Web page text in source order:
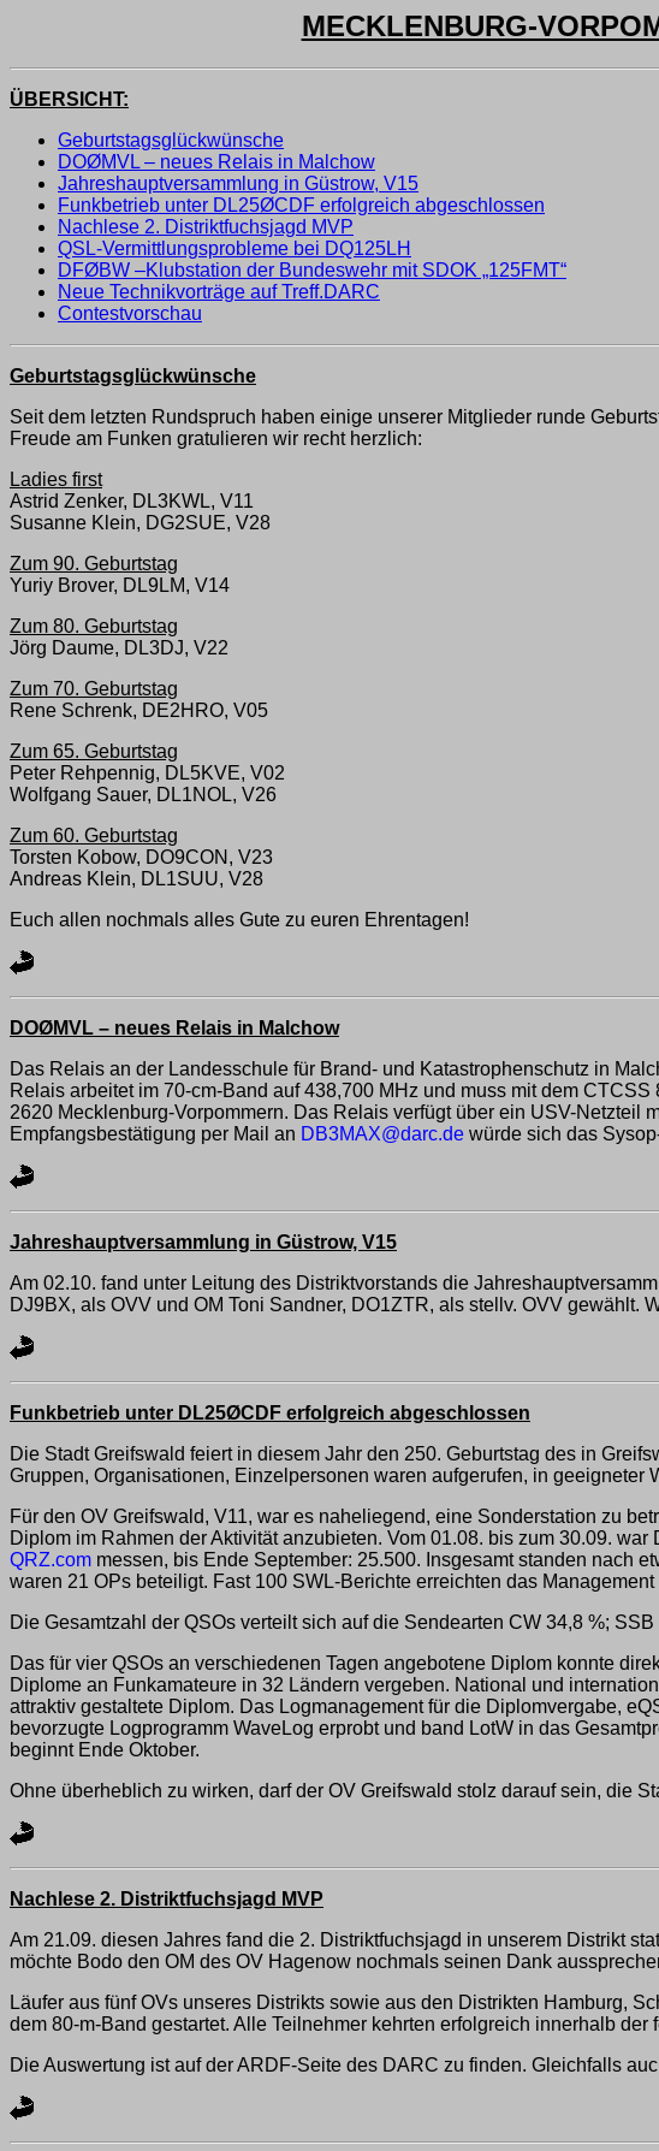
MECKLENBURG-
ÜBERSICHT:
Geburtstagsglückwünsche
DOØMVL – neues Relais in Malchow
Jahreshauptversammlung in Güstrow, V15
Funkbetrieb unter DL25ØCDF erfolgreich abgeschlossen
Nachlese 2. Distriktfuchsjagd MVP
QSL-Vermittlungsprobleme bei DQ125LH
DFØBW –Klubstation der Bundeswehr mit SDOK „125FMT“
Neue Technikvorträge auf Treff.DARC
Contestvorschau
Geburtstagsglückwünsche
Seit dem letzten Rundspruch haben einige unserer Mitglieder runde
Freude am Funken gratulieren wir recht herzlich:
Ladies first
Astrid Zenker, DL3KWL, V11
Susanne Klein, DG2SUE, V28
Zum 90. Geburtstag
Yuriy Brover, DL9LM, V14
Zum 80. Geburtstag
Jörg Daume, DL3DJ, V22
Zum 70. Geburtstag
Rene Schrenk, DE2HRO, V05
Zum 65. Geburtstag
Peter Rehpennig, DL5KVE, V02
Wolfgang Sauer, DL1NOL, V26
Zum 60. Geburtstag
Torsten Kobow, DO9CON, V23
Andreas Klein, DL1SUU, V28
Euch allen nochmals alles Gute zu euren Ehrentagen!
DOØMVL – neues Relais in Malchow
Das Relais an der Landesschule für Brand- und Katastrophenschutz in
Relais arbeitet im 70-cm-Band auf 438,700 MHz und muss mit dem
2620 Mecklenburg-Vorpommern. Das Relais verfügt über ein USV-
Empfangsbestätigung per Mail an DB3MAX@darc.de würde sich das
Jahreshauptversammlung in Güstrow, V15
Am 02.10. fand unter Leitung des Distriktvorstands die
DJ9BX, als OVV und OM Toni Sandner, DO1ZTR, als stellv. OVV
Funkbetrieb unter DL25ØCDF erfolgreich abgeschlossen
Die Stadt Greifswald feiert in diesem Jahr den 250. Geburtstag des in
Gruppen, Organisationen, Einzelpersonen waren aufgerufen, in geeigneter
Für den OV Greifswald, V11, war es naheliegend, eine Sonderstation zu
Diplom im Rahmen der Aktivität anzubieten. Vom 01.08. bis zum 30.09.
QRZ.com messen, bis Ende September: 25.500. Insgesamt standen nach
waren 21 OPs beteiligt. Fast 100 SWL-Berichte erreichten das
Die Gesamtzahl der QSOs verteilt sich auf die Sendearten CW 34,8 %;
Das für vier QSOs an verschiedenen Tagen angebotene Diplom konnte
Diplome an Funkamateure in 32 Ländern vergeben. National und
attraktiv gestaltete Diplom. Das Logmanagement für die Diplomvergabe,
bevorzugte Logprogramm WaveLog erprobt und band LotW in das
beginnt Ende Oktober.
Ohne überheblich zu wirken, darf der OV Greifswald stolz darauf sein, die
Nachlese 2. Distriktfuchsjagd MVP
Am 21.09. diesen Jahres fand die 2. Distriktfuchsjagd in unserem Distrikt
möchte Bodo den OM des OV Hagenow nochmals seinen Dank
Läufer aus fünf OVs unseres Distrikts sowie aus den Distrikten Hamburg,
dem 80-m-Band gestartet. Alle Teilnehmer kehrten erfolgreich innerhalb
Die Auswertung ist auf der ARDF-Seite des DARC zu finden. Gleichfalls